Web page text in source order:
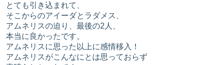
とても引き込まれて、
そこからのアイーダとラダメス、
アムネリスの迫り、最後の2人、
本当に良かったです。
アムネリスに思った以上に感情移入！
アムネリスがこんなにとは思っておらず